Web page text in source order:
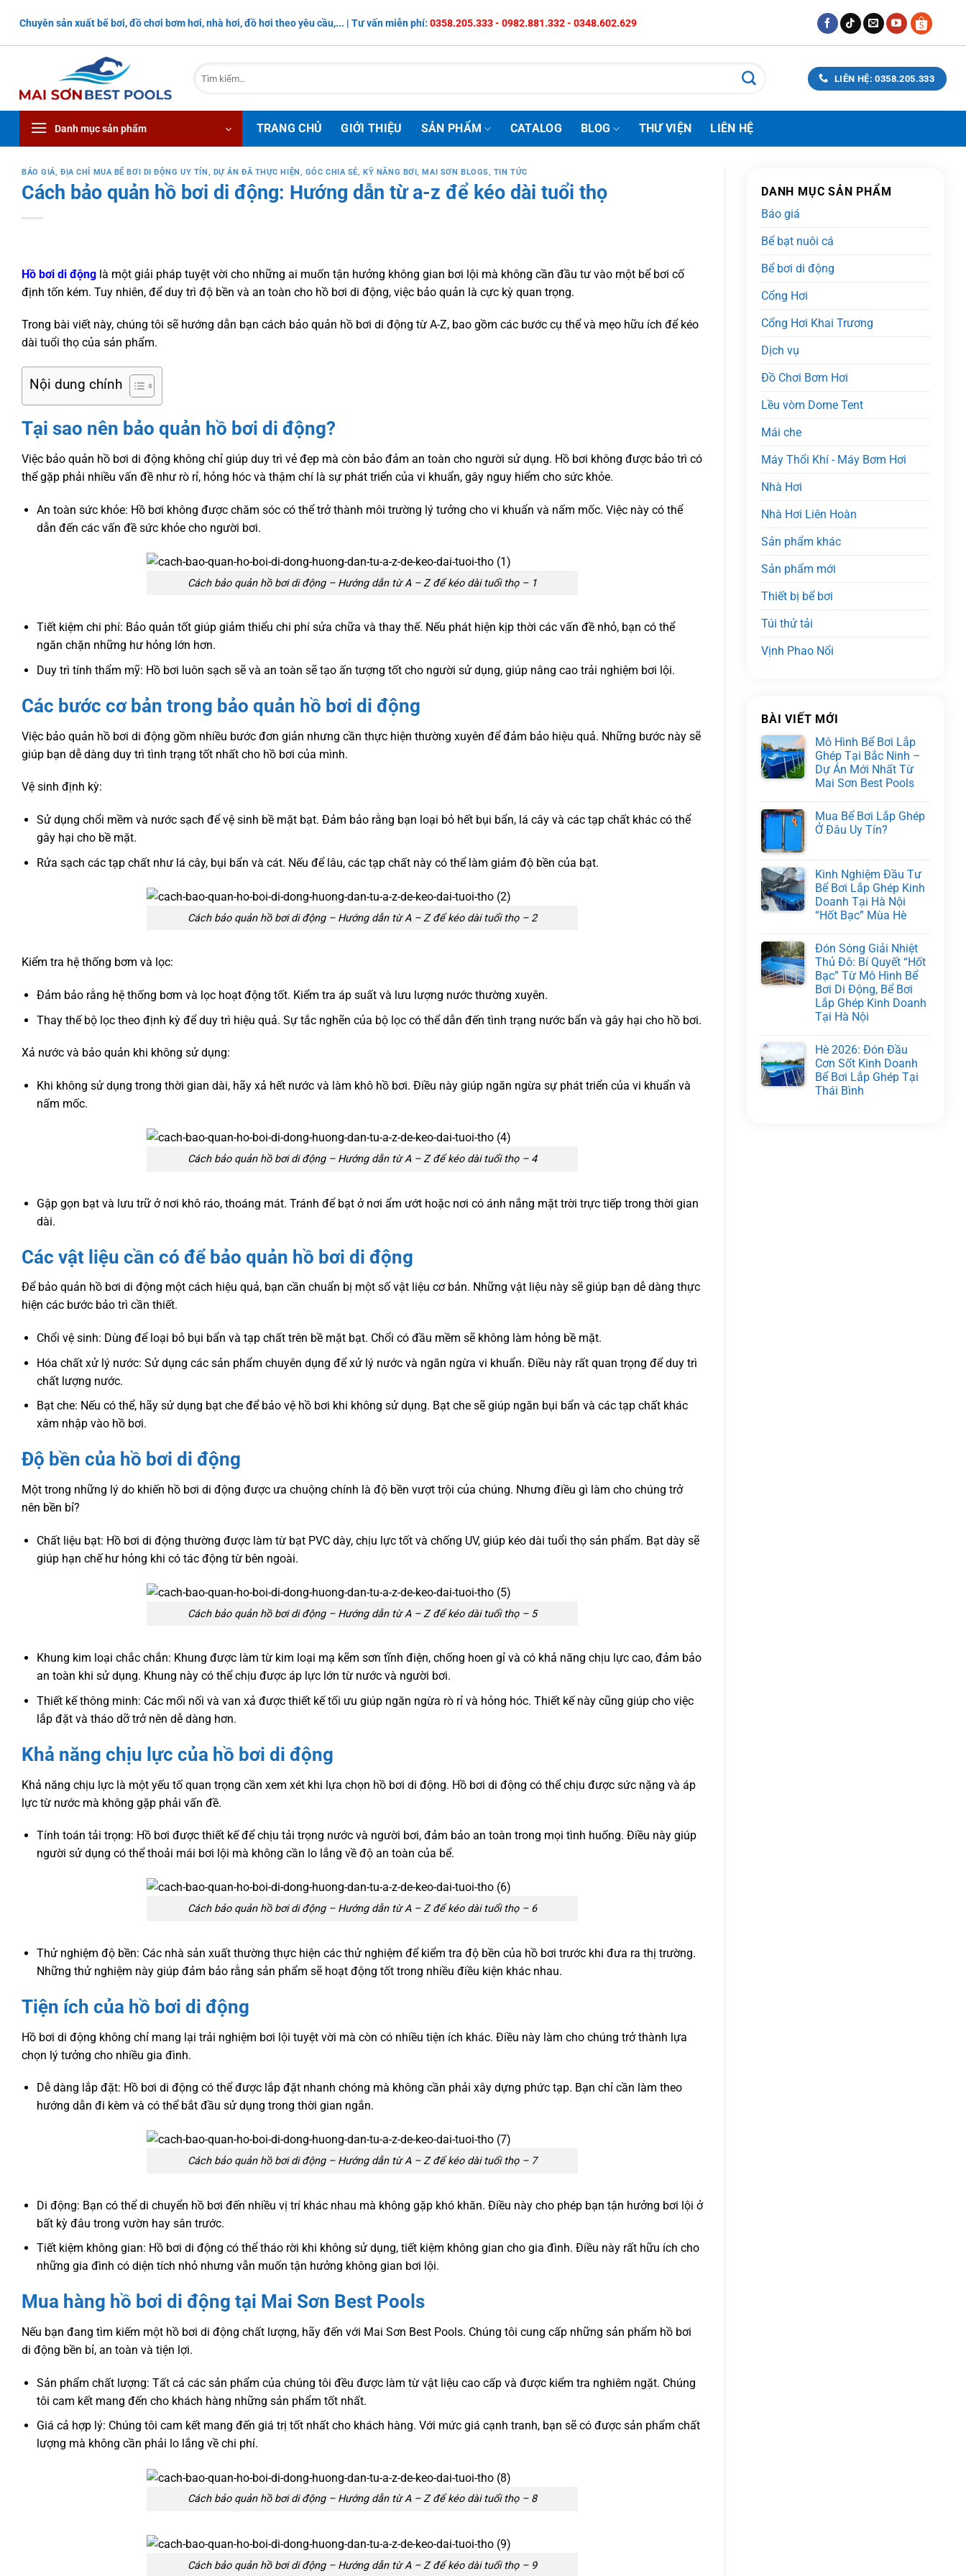
nội
Chuyên sản xuất bể bơi, đồ chơi bơm hơi, nhà hơi, đồ hơi theo yêu cầu,... | Tư vấn miễn phí: 0358.205.333 - 0982.881.332 - 0348.602.629
Tìm
kiếm:
LIÊN HỆ: 0358.205.333
Danh mục sản phẩm TRANG CHỦ GIỚI THIỆU SẢN PHẨM CATALOG BLOG THƯ VIỆN LIÊN HỆ
BÁO GIÁ,ĐỊA CHỈ MUA BỂ BƠI DI ĐỘNG UY TÍN, DỰ ÁN ĐÃ THỰC HIỆN, GÓC CHIA SẺ,KỸ NĂNG BƠI,MAI SƠN BLOGS, TIN TỨC
Cách bảo quản hồ bơi di động: Hướng dẫn từ a-z để kéo dài tuổi thọ
Hồ bơi di động là một giải pháp tuyệt vời cho những ai muốn tận hưởng không gian bơi lội mà không cần đầu tư vào một bể bơi cố
định tốn kém. Tuy nhiên, để duy trì độ bền và an toàn cho hồ bơi di động, việc bảo quản là cực kỳ quan trọng.
Trong bài viết này, chúng tôi sẽ hướng dẫn bạn cách bảo quản hồ bơi di động từ A-Z, bao gồm các bước cụ thể và mẹo hữu ích để kéo
dài tuổi thọ của sản phẩm.
Nội dung chính
Tại sao nên bảo quản hồ bơi di động?
Việc bảo quản hồ bơi di động không chỉ giúp duy trì vẻ đẹp mà còn bảo đảm an toàn cho người sử dụng. Hồ bơi không được bảo trì có
thể gặp phải nhiều vấn đề như rò rỉ, hỏng hóc và thậm chí là sự phát triển của vi khuẩn, gây nguy hiểm cho sức khỏe.
An toàn sức khỏe: Hồ bơi không được chăm sóc có thể trở thành môi trường lý tưởng cho vi khuẩn và nấm mốc. Việc này có thể
dẫn đến các vấn đề sức khỏe cho người bơi.
Cách bảo quản hồ bơi di động – Hướng dẫn từ A – Z để kéo dài tuổi thọ – 1
Tiết kiệm chi phí: Bảo quản tốt giúp giảm thiểu chi phí sửa chữa và thay thế. Nếu phát hiện kịp thời các vấn đề nhỏ, bạn có thể
ngăn chặn những hư hỏng lớn hơn.
Duy trì tính thẩm mỹ: Hồ bơi luôn sạch sẽ và an toàn sẽ tạo ấn tượng tốt cho người sử dụng, giúp nâng cao trải nghiệm bơi lội.
Các bước cơ bản trong bảo quản hồ bơi di động
Việc bảo quản hồ bơi di động gồm nhiều bước đơn giản nhưng cần thực hiện thường xuyên để đảm bảo hiệu quả. Những bước này sẽ
giúp bạn dễ dàng duy trì tình trạng tốt nhất cho hồ bơi của mình.
Vệ sinh định kỳ:
Sử dụng chổi mềm và nước sạch để vệ sinh bề mặt bạt. Đảm bảo rằng bạn loại bỏ hết bụi bẩn, lá cây và các tạp chất khác có thể
gây hại cho bề mặt.
Rửa sạch các tạp chất như lá cây, bụi bẩn và cát. Nếu để lâu, các tạp chất này có thể làm giảm độ bền của bạt.
Cách bảo quản hồ bơi di động – Hướng dẫn từ A – Z để kéo dài tuổi thọ – 2
Kiểm tra hệ thống bơm và lọc:
Đảm bảo rằng hệ thống bơm và lọc hoạt động tốt. Kiểm tra áp suất và lưu lượng nước thường xuyên.
Thay thế bộ lọc theo định kỳ để duy trì hiệu quả. Sự tắc nghẽn của bộ lọc có thể dẫn đến tình trạng nước bẩn và gây hại cho hồ bơi.
Xả nước và bảo quản khi không sử dụng:
Khi không sử dụng trong thời gian dài, hãy xả hết nước và làm khô hồ bơi. Điều này giúp ngăn ngừa sự phát triển của vi khuẩn và
nấm mốc.
Cách bảo quản hồ bơi di động – Hướng dẫn từ A – Z để kéo dài tuổi thọ – 4
Gập gọn bạt và lưu trữ ở nơi khô ráo, thoáng mát. Tránh để bạt ở nơi ẩm ướt hoặc nơi có ánh nắng mặt trời trực tiếp trong thời gian
dài.
Các vật liệu cần có để bảo quản hồ bơi di động
Để bảo quản hồ bơi di động một cách hiệu quả, bạn cần chuẩn bị một số vật liệu cơ bản. Những vật liệu này sẽ giúp bạn dễ dàng thực
hiện các bước bảo trì cần thiết.
Chổi vệ sinh: Dùng để loại bỏ bụi bẩn và tạp chất trên bề mặt bạt. Chổi có đầu mềm sẽ không làm hỏng bề mặt.
Hóa chất xử lý nước: Sử dụng các sản phẩm chuyên dụng để xử lý nước và ngăn ngừa vi khuẩn. Điều này rất quan trọng để duy trì
chất lượng nước.
Bạt che: Nếu có thể, hãy sử dụng bạt che để bảo vệ hồ bơi khi không sử dụng. Bạt che sẽ giúp ngăn bụi bẩn và các tạp chất khác
xâm nhập vào hồ bơi.
Độ bền của hồ bơi di động
Một trong những lý do khiến hồ bơi di động được ưa chuộng chính là độ bền vượt trội của chúng. Nhưng điều gì làm cho chúng trở
nên bền bỉ?
Chất liệu bạt: Hồ bơi di động thường được làm từ bạt PVC dày, chịu lực tốt và chống UV, giúp kéo dài tuổi thọ sản phẩm. Bạt dày sẽ
giúp hạn chế hư hỏng khi có tác động từ bên ngoài.
Cách bảo quản hồ bơi di động – Hướng dẫn từ A – Z để kéo dài tuổi thọ – 5
Khung kim loại chắc chắn: Khung được làm từ kim loại mạ kẽm sơn tĩnh điện, chống hoen gỉ và có khả năng chịu lực cao, đảm bảo
an toàn khi sử dụng. Khung này có thể chịu được áp lực lớn từ nước và người bơi.
Thiết kế thông minh: Các mối nối và van xả được thiết kế tối ưu giúp ngăn ngừa rò rỉ và hỏng hóc. Thiết kế này cũng giúp cho việc
lắp đặt và tháo dỡ trở nên dễ dàng hơn.
Khả năng chịu lực của hồ bơi di động
Khả năng chịu lực là một yếu tố quan trọng cần xem xét khi lựa chọn hồ bơi di động. Hồ bơi di động có thể chịu được sức nặng và áp
lực từ nước mà không gặp phải vấn đề.
Tính toán tải trọng: Hồ bơi được thiết kế để chịu tải trọng nước và người bơi, đảm bảo an toàn trong mọi tình huống. Điều này giúp
người sử dụng có thể thoải mái bơi lội mà không cần lo lắng về độ an toàn của bể.
Cách bảo quản hồ bơi di động – Hướng dẫn từ A – Z để kéo dài tuổi thọ – 6
Thử nghiệm độ bền: Các nhà sản xuất thường thực hiện các thử nghiệm để kiểm tra độ bền của hồ bơi trước khi đưa ra thị trường.
Những thử nghiệm này giúp đảm bảo rằng sản phẩm sẽ hoạt động tốt trong nhiều điều kiện khác nhau.
Tiện ích của hồ bơi di động
Hồ bơi di động không chỉ mang lại trải nghiệm bơi lội tuyệt vời mà còn có nhiều tiện ích khác. Điều này làm cho chúng trở thành lựa
chọn lý tưởng cho nhiều gia đình.
Dễ dàng lắp đặt: Hồ bơi di động có thể được lắp đặt nhanh chóng mà không cần phải xây dựng phức tạp. Bạn chỉ cần làm theo
hướng dẫn đi kèm và có thể bắt đầu sử dụng trong thời gian ngắn.
Cách bảo quản hồ bơi di động – Hướng dẫn từ A – Z để kéo dài tuổi thọ – 7
Di động: Bạn có thể di chuyển hồ bơi đến nhiều vị trí khác nhau mà không gặp khó khăn. Điều này cho phép bạn tận hưởng bơi lội ở
bất kỳ đâu trong vườn hay sân trước.
Tiết kiệm không gian: Hồ bơi di động có thể tháo rời khi không sử dụng, tiết kiệm không gian cho gia đình. Điều này rất hữu ích cho
những gia đình có diện tích nhỏ nhưng vẫn muốn tận hưởng không gian bơi lội.
Mua hàng hồ bơi di động tại Mai Sơn Best Pools
Nếu bạn đang tìm kiếm một hồ bơi di động chất lượng, hãy đến với Mai Sơn Best Pools. Chúng tôi cung cấp những sản phẩm hồ bơi
di động bền bỉ, an toàn và tiện lợi.
Sản phẩm chất lượng: Tất cả các sản phẩm của chúng tôi đều được làm từ vật liệu cao cấp và được kiểm tra nghiêm ngặt. Chúng
tôi cam kết mang đến cho khách hàng những sản phẩm tốt nhất.
Giá cả hợp lý: Chúng tôi cam kết mang đến giá trị tốt nhất cho khách hàng. Với mức giá cạnh tranh, bạn sẽ có được sản phẩm chất
lượng mà không cần phải lo lắng về chi phí.
Cách bảo quản hồ bơi di động – Hướng dẫn từ A – Z để kéo dài tuổi thọ – 8
Cách bảo quản hồ bơi di động – Hướng dẫn từ A – Z để kéo dài tuổi thọ – 9
DANH MỤC SẢN PHẨM
Báo giá
Bể bạt nuôi cá
Bể bơi di động
Cổng Hơi
Cổng Hơi Khai Trương
Dịch vụ
Đồ Chơi Bơm Hơi
Lều vòm Dome Tent
Mái che
Máy Thổi Khí - Máy Bơm Hơi
Nhà Hơi
Nhà Hơi Liên Hoàn
Sản phẩm khác
Sản phẩm mới
Thiết bị bể bơi
Túi thử tải
Vịnh Phao Nổi
BÀI VIẾT MỚI
Mô Hình Bể Bơi Lắp
Ghép Tại Bắc Ninh –
Dự Án Mới Nhất Từ
Mai Sơn Best Pools
Mua Bể Bơi Lắp Ghép
Ở Đâu Uy Tín?
Kinh Nghiệm Đầu Tư
Bể Bơi Lắp Ghép Kinh
Doanh Tại Hà Nội
“Hốt Bạc” Mùa Hè
Đón Sóng Giải Nhiệt
Thủ Đô: Bí Quyết “Hốt
Bạc” Từ Mô Hình Bể
Bơi Di Động, Bể Bơi
Lắp Ghép Kinh Doanh
Tại Hà Nội
Hè 2026: Đón Đầu
Cơn Sốt Kinh Doanh
Bể Bơi Lắp Ghép Tại
Thái Bình